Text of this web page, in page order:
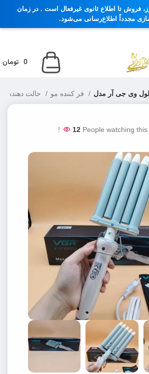
0 تومان
12 People watching this
کلیک کنید
فروش تا اطلاع ثانوی غیرفعال است . در زمان
مجدداً اطلاع‌رسانی می‌شود.